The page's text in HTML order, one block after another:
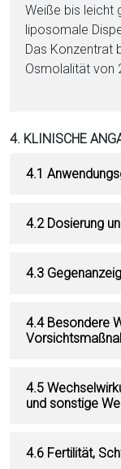
Weiße bis leicht
liposomale
Das Konzentrat
Osmolalität von
4. KLINISCHE
4.1
4.2 Dosierung
4.3
4.4 Besondere
4.5
und sonstige
4.6 Fertilität,